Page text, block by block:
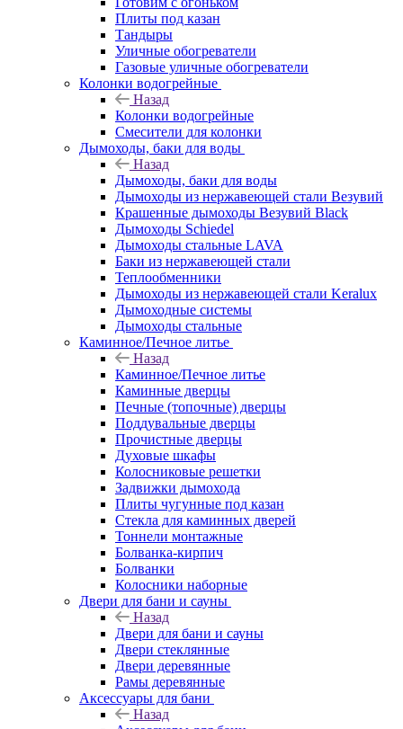
Плиты под казан
Тандыры
Уличные обогреватели
Газовые уличные обогреватели
Колонки водогрейные
Назад
Колонки водогрейные
Смесители для колонки
Дымоходы, баки для воды
Назад
Дымоходы, баки для воды
Дымоходы из нержавеющей стали Везувий
Крашенные дымоходы Везувий Black
Дымоходы Schiedel
Дымоходы стальные LAVA
Баки из нержавеющей стали
Теплообменники
Дымоходы из нержавеющей стали Keralux
Дымоходные системы
Дымоходы стальные
Каминное/Печное литье
Назад
Каминное/Печное литье
Каминные дверцы
Печные (топочные) дверцы
Поддувальные дверцы
Прочистные дверцы
Духовые шкафы
Колосниковые решетки
Задвижки дымохода
Плиты чугунные под казан
Стекла для каминных дверей
Тоннели монтажные
Болванка-кирпич
Болванки
Колосники наборные
Двери для бани и сауны
Назад
Двери для бани и сауны
Двери стеклянные
Двери деревянные
Рамы деревянные
Аксессуары для бани
Назад